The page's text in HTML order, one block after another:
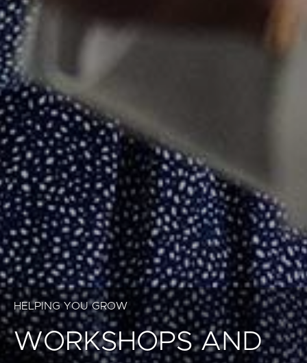
HELPING YOU GROW
WORKSHOPS AND